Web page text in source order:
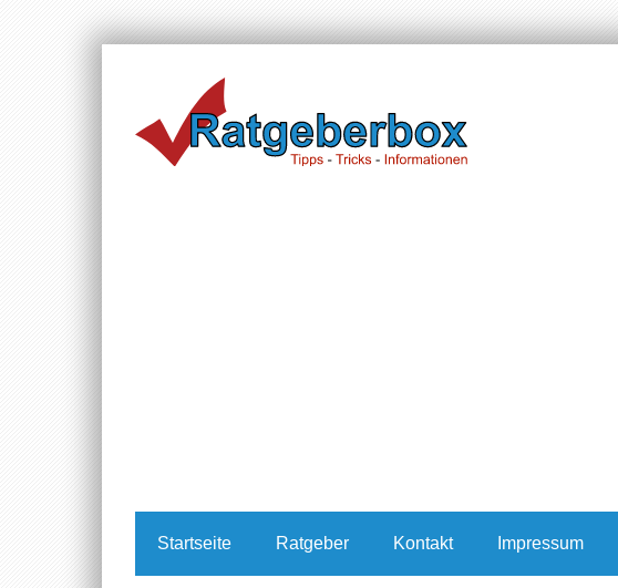
Startseite Ratgeber Kontakt Impressum